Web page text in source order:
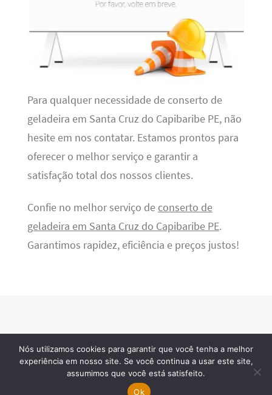
Para qualquer necessidade de conserto de
geladeira em Santa Cruz do Capibaribe PE, não
hesite em nos contatar. Estamos prontos para
oferecer o melhor serviço e garantir a
satisfação total dos nossos clientes.
Confie no melhor serviço de conserto de
geladeira em Santa Cruz do Capibaribe PE.
Garantimos rapidez, eficiência e preços justos!
· 2026 © Todos os direitos reservados
Nós utilizamos cookies para garantir que você tenha a melhor
experiência em nosso site. Se você continua a usar este site,
assumimos que você está satisfeito.
Ok